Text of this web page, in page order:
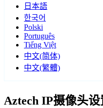
日本語
한국어
Polski
Português
Tiếng Việt
中文(简体)
中文(繁體)
Aztech IP摄像头